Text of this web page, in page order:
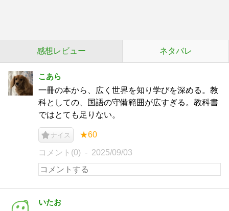
感想レビュー ネタバレ
こあら
一冊の本から、広く世界を知り学びを深める。教
科としての、国語の守備範囲が広すぎる。教科書
ではとても足りない。
ナイス ★60
コメント(0) 2025/09/03
いたお